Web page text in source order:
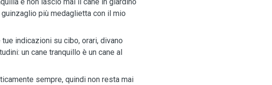
più medaglietta con il mio
indicazioni su cibo, orari, divano
un cane tranquillo è un cane al
sempre, quindi non resta mai